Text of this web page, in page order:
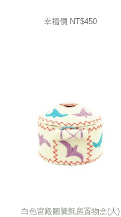
幸福價 NT$450
白色宮殿圖騰氈房置物盒(大)